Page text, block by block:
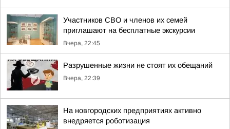
Участников СВО и членов их семей
приглашают на бесплатные экскурсии
Вчера, 22:45
Разрушенные жизни не стоят их обещаний
Вчера, 22:39
На новгородских предприятиях активно
внедряется роботизация